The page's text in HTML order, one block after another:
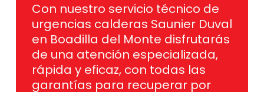
Con nuestro servicio técnico de
urgencias calderas Saunier Duval
en Boadilla del Monte disfrutarás
de una atención especializada,
rápida y eficaz, con todas las
garantías para recuperar por